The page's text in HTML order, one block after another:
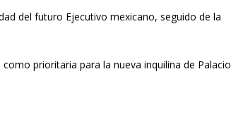
del futuro Ejecutivo mexicano, seguido de la
prioritaria para la nueva inquilina de Palacio